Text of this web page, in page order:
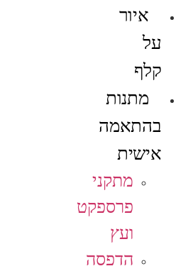
איור
על
קלף
מתנות
בהתאמה
אישית
מתקני
פרספקט
ועץ
הדפסה